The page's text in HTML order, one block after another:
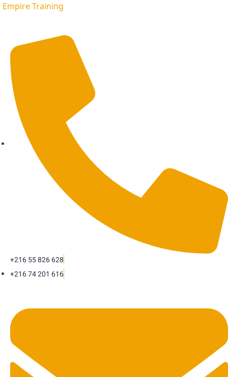
Empire Training
+216 55 826 628
+216 74 201 616